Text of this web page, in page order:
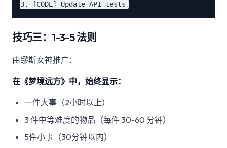
技巧三：1-3-5 法则
由缪斯女神推广：
在《梦境远方》中，始终显示：
一件大事（2小时以上）
3 件中等难度的物品（每件 30-60 分钟）
5件小事（30分钟以内）